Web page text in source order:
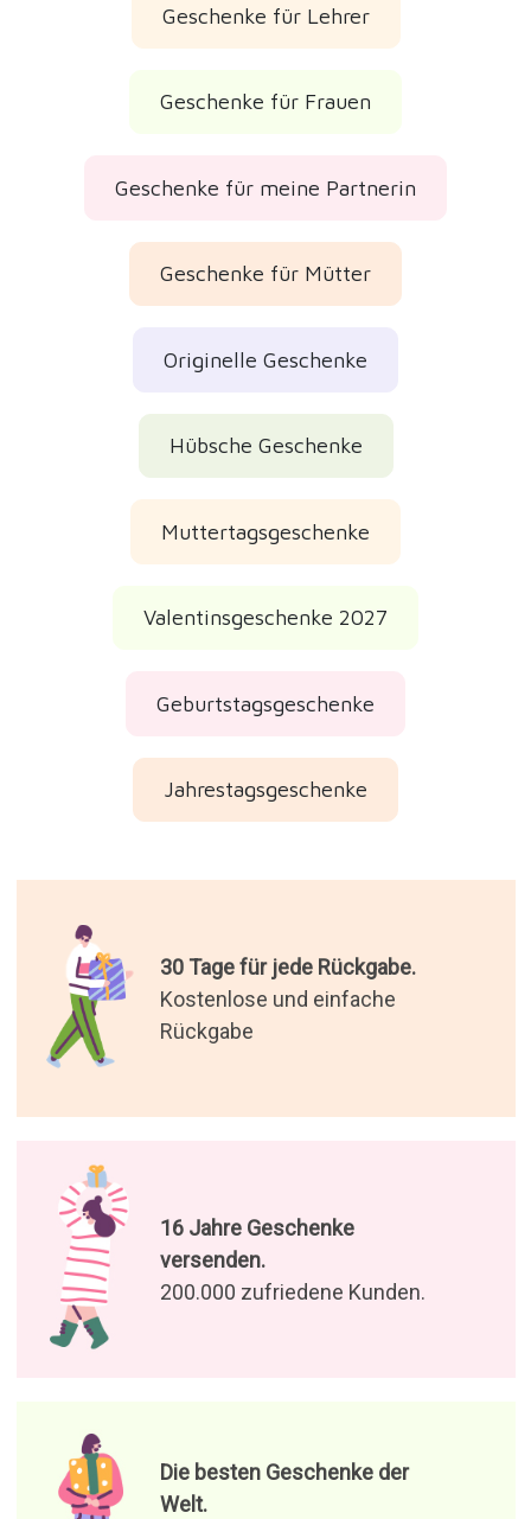
Geschenke für Lehrer
Geschenke für Frauen
Geschenke für meine Partnerin
Geschenke für Mütter
Originelle Geschenke
Hübsche Geschenke
Muttertagsgeschenke
Valentinsgeschenke 2027
Geburtstagsgeschenke
Jahrestagsgeschenke
30 Tage für jede Rückgabe.
Kostenlose und einfache
Rückgabe
16 Jahre Geschenke
versenden.
200.000 zufriedene Kunden.
Die besten Geschenke der
Welt.